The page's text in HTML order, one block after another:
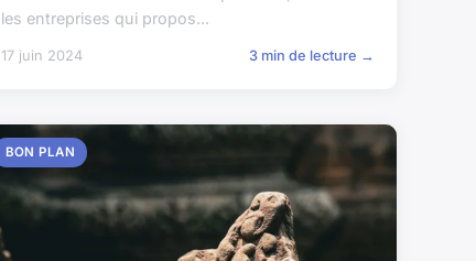
les entreprises qui propos...
17 juin 2024 3 min de lecture →
BON PLAN